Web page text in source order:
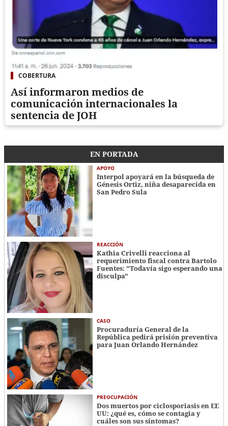
COBERTURA
Así informaron medios de
comunicación internacionales la
sentencia de JOH
EN PORTADA
APOYO
Interpol apoyará en la búsqueda de
Génesis Ortiz, niña desaparecida en
San Pedro Sula
REACCIÓN
Kathia Crivelli reacciona al
requerimiento fiscal contra Bartolo
Fuentes: "Todavía sigo esperando una
disculpa"
CASO
Procuraduría General de la
República pedirá prisión preventiva
para Juan Orlando Hernández
PREOCUPACIÓN
Dos muertos por ciclosporiasis en EE
UU: ¿qué es, cómo se contagia y
cuáles son sus síntomas?